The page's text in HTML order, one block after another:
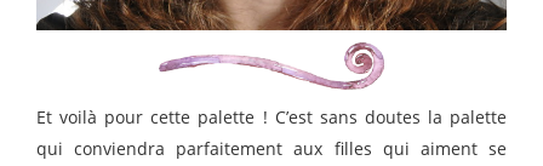
Et voilà pour cette palette ! C’est sans doutes la palette
qui conviendra parfaitement aux filles qui aiment se